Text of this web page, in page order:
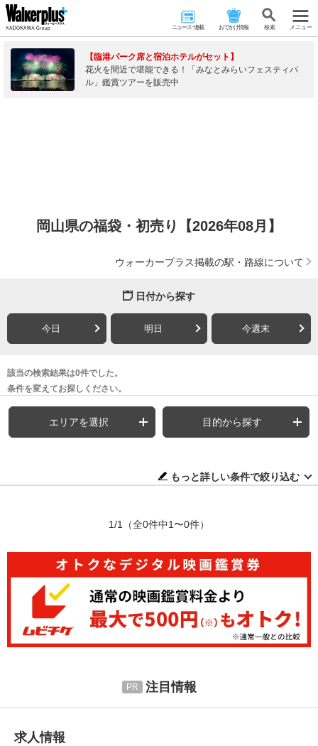
ニュース･連載 おでかけ情報 検 索 メニュー
【臨港パーク席と宿泊ホテルがセット】
花火を間近で堪能できる！「みなとみらいフェスティバ
ル」鑑賞ツアーを販売中
岡山県の福袋・初売り【2026年08月】
ウォーカープラス掲載の駅・路線について
日付から探す
今日 明日 今週末
該当の検索結果は0件でした。
条件を変えてお探しください。
エリアを選択 目的から探す
もっと詳しい条件で絞り込む
1/1 （全0件中1〜0件）
注目情報
求人情報